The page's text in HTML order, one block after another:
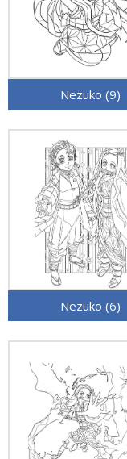
Nezuko (9)
Nezuko (6)